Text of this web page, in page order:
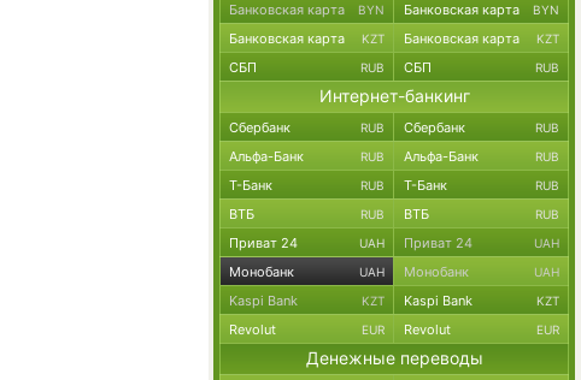
Банковская карта BYN Банковская карта BYN
Банковская карта KZT Банковская карта KZT
СБП RUB СБП RUB
Интернет-банкинг
Сбербанк RUB Сбербанк RUB
Альфа-Банк RUB Альфа-Банк RUB
Т-Банк RUB Т-Банк RUB
ВТБ RUB ВТБ RUB
Приват 24 UAH Приват 24 UAH
Монобанк UAH Монобанк UAH
Kaspi Bank KZT Kaspi Bank KZT
Revolut EUR Revolut EUR
Денежные переводы